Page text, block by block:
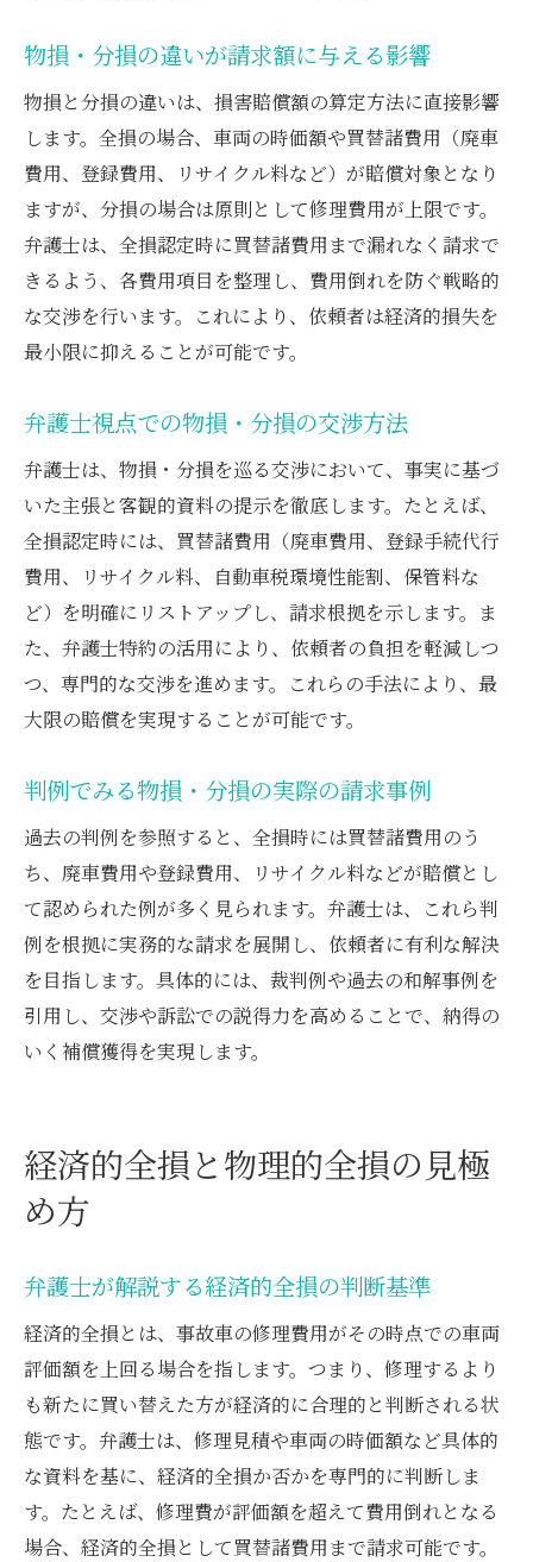
物損・分損の違いが請求額に与える影響
物損と分損の違いは、損害賠償額の算定方法に直接影響
します。全損の場合、車両の時価額や買替諸費用（廃車
費用、登録費用、リサイクル料など）が賠償対象となり
ますが、分損の場合は原則として修理費用が上限です。
弁護士は、全損認定時に買替諸費用まで漏れなく請求で
きるよう、各費用項目を整理し、費用倒れを防ぐ戦略的
な交渉を行います。これにより、依頼者は経済的損失を
最小限に抑えることが可能です。
弁護士視点での物損・分損の交渉方法
弁護士は、物損・分損を巡る交渉において、事実に基づ
いた主張と客観的資料の提示を徹底します。たとえば、
全損認定時には、買替諸費用（廃車費用、登録手続代行
費用、リサイクル料、自動車税環境性能割、保管料な
ど）を明確にリストアップし、請求根拠を示します。ま
た、弁護士特約の活用により、依頼者の負担を軽減しつ
つ、専門的な交渉を進めます。これらの手法により、最
大限の賠償を実現することが可能です。
判例でみる物損・分損の実際の請求事例
過去の判例を参照すると、全損時には買替諸費用のう
ち、廃車費用や登録費用、リサイクル料などが賠償とし
て認められた例が多く見られます。弁護士は、これら判
例を根拠に実務的な請求を展開し、依頼者に有利な解決
を目指します。具体的には、裁判例や過去の和解事例を
引用し、交渉や訴訟での説得力を高めることで、納得の
いく補償獲得を実現します。
経済的全損と物理的全損の見極
め方
弁護士が解説する経済的全損の判断基準
経済的全損とは、事故車の修理費用がその時点での車両
評価額を上回る場合を指します。つまり、修理するより
も新たに買い替えた方が経済的に合理的と判断される状
態です。弁護士は、修理見積や車両の時価額など具体的
な資料を基に、経済的全損か否かを専門的に判断しま
す。たとえば、修理費が評価額を超えて費用倒れとなる
場合、経済的全損として買替諸費用まで請求可能です。